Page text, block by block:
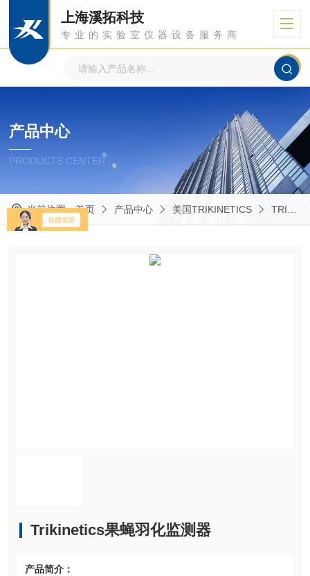
上海溪拓科技
专业的实验室仪器设备服务商
产品中心
PRODUCTS CENTER
当前位置：首页 产品中心 美国TRIKINETICS TRIKINETICS 羽化监测器
Trikinetics果蝇羽化监测器
产品简介：